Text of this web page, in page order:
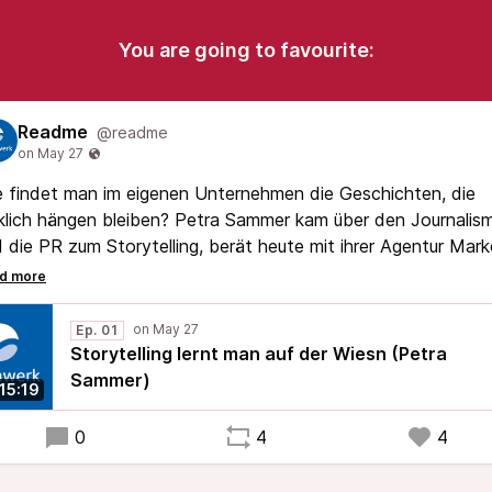
You are going to favourite:
Readme @readme
findet man im eigenen Unternehmen die Geschichten, die
hängen bleiben? Petra Sammer kam über den
die PR zum Storytelling, berät heute mit ihrer Agentur
Unternehmen und hat mit »Storytelling« eines der ersten
Fachbücher zum Thema geschrieben. Du
was ihr bayerischer Opa ihr übers Erzählen
warum gute Storys vom Konflikt leben statt vom Happy
wie sie ein Buch in drei Auflagen am Leben hält.
Ep. 01
Storytelling lernt man auf der Wiesn (Petra
Sammer)
0 4 4